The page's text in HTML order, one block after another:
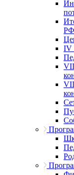
РФ
IV
VII